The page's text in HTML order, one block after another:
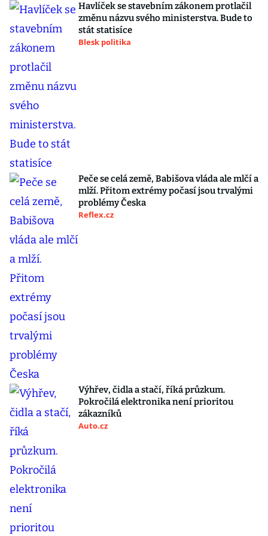
Havlíček se stavebním zákonem protlačil
změnu názvu svého ministerstva. Bude to
stát statisíce
Blesk politika
Peče se celá země, Babišova vláda ale mlčí a
mlží. Přitom extrémy počasí jsou trvalými
problémy Česka
Reflex.cz
Výhřev, čidla a stačí, říká průzkum.
Pokročilá elektronika není prioritou
zákazníků
Auto.cz